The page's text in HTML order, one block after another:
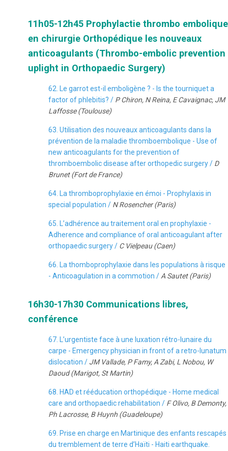
11h05-12h45 Prophylactie thrombo embolique
en chirurgie Orthopédique les nouveaux
anticoagulants (Thrombo-embolic prevention
uplight in Orthopaedic Surgery)
62. Le garrot est-il emboligène ? - Is the tourniquet a
factor of phlebitis? / P Chiron, N Reina, E Cavaignac, JM
Laffosse (Toulouse)
63. Utilisation des nouveaux anticoagulants dans la
prévention de la maladie thromboembolique - Use of
new anticoagulants for the prevention of
thromboembolic disease after orthopedic surgery / D
Brunet (Fort de France)
64. La thromboprophylaxie en émoi - Prophylaxis in
special population / N Rosencher (Paris)
65. L’adhérence au traitement oral en prophylaxie -
Adherence and compliance of oral anticoagulant after
orthopaedic surgery / C Vielpeau (Caen)
66. La thomboprophylaxie dans les populations à risque
- Anticoagulation in a commotion / A Sautet (Paris)
16h30-17h30 Communications libres,
conférence
67. L’urgentiste face à une luxation rétro-lunaire du
carpe - Emergency physician in front of a retro-lunatum
dislocation / JM Vallade, P Famy, A Zabi, L Nobou, W
Daoud (Marigot, St Martin)
68. HAD et rééducation orthopédique - Home medical
care and orthopaedic rehabilitation / F Olivo, B Demonty,
Ph Lacrosse, B Huynh (Guadeloupe)
69. Prise en charge en Martinique des enfants rescapés
du tremblement de terre d’Haïti - Haiti earthquake.